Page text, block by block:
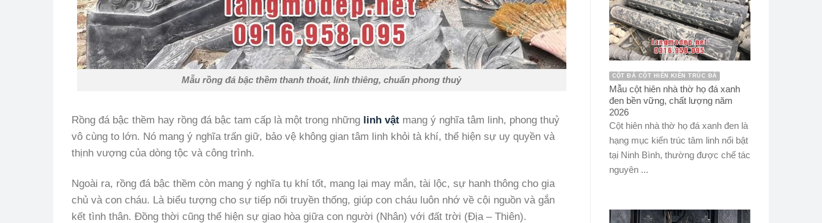
Mẫu rồng đá bậc thềm thanh thoát, linh thiêng, chuẩn phong thuỷ
Rồng đá bậc thềm hay rồng đá bậc tam cấp là một trong những linh vật mang ý nghĩa tâm linh, phong thuỷ
vô cùng to lớn. Nó mang ý nghĩa trấn giữ, bảo vệ không gian tâm linh khỏi tà khí, thể hiện sự uy quyền và
thịnh vượng của dòng tộc và công trình.
Ngoài ra, rồng đá bậc thềm còn mang ý nghĩa tụ khí tốt, mang lại may mắn, tài lộc, sự hanh thông cho gia
chủ và con cháu. Là biểu tượng cho sự tiếp nối truyền thống, giúp con cháu luôn nhớ về cội nguồn và gắn
kết tình thân. Đồng thời cũng thể hiện sự giao hòa giữa con người (Nhân) với đất trời (Địa – Thiên).
CỘT ĐÁ CỘT HIÊN KIẾN TRÚC ĐÁ
Mẫu cột hiên nhà thờ họ đá xanh
đen bền vững, chất lượng năm
2026
Cột hiên nhà thờ họ đá xanh đen là
hạng mục kiến trúc tâm linh nổi bật
tại Ninh Bình, thường được chế tác
nguyên ...